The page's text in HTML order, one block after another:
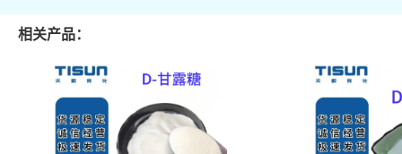
相关产品：